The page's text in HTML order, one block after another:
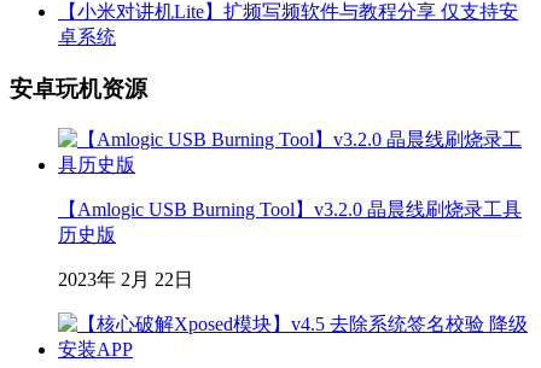
【小米对讲机Lite】扩频写频软件与教程分享 仅支持安
卓系统
安卓玩机资源
【Amlogic USB Burning Tool】v3.2.0 晶晨线刷烧录工具
历史版
2023年 2月 22日